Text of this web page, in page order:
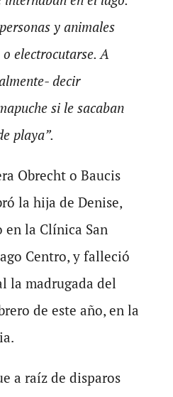
y animales
electrocutarse. A
decir
si le sacaban
playa”.
Obrecht o Baucis
la hija de Denise,
la Clínica San
Centro, y falleció
la madrugada del
de este año, en la
a raíz de disparos